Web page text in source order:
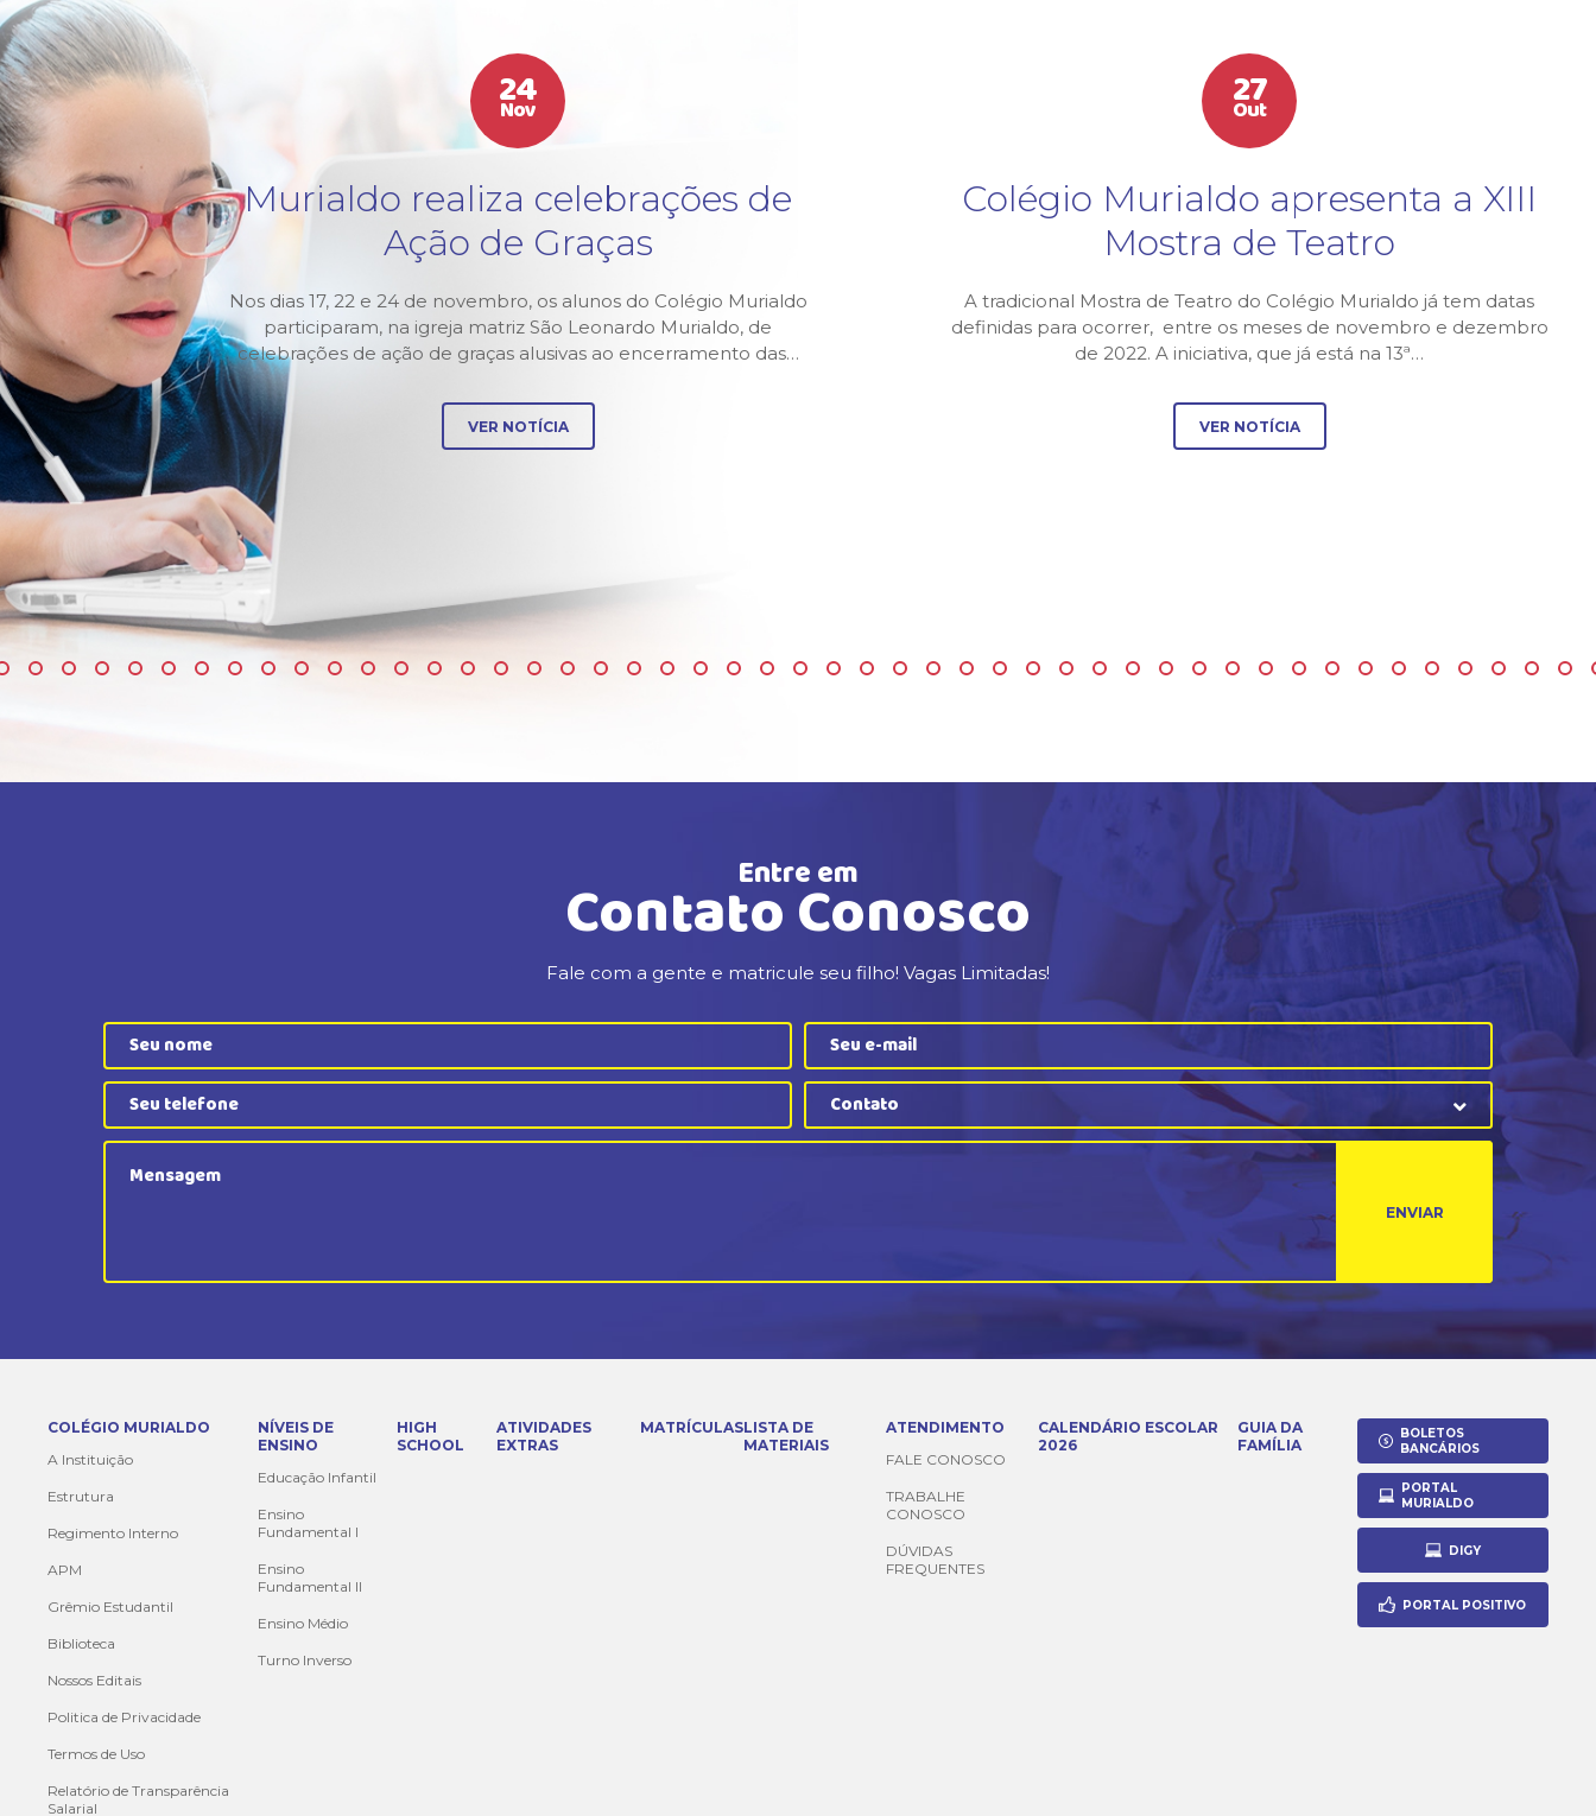
do App
24
Nov
Murialdo realiza celebrações de
Ação de Graças
Nos dias 17, 22 e 24 de novembro, os alunos do Colégio Murialdo
participaram, na igreja matriz São Leonardo Murialdo, de
celebrações de ação de graças alusivas ao encerramento das…
VER NOTÍCIA
27
Out
Colégio Murialdo apresenta a XIII
Mostra de Teatro
A tradicional Mostra de Teatro do Colégio Murialdo já tem datas
definidas para ocorrer, entre os meses de novembro e dezembro
de 2022. A iniciativa, que já está na 13ª…
VER NOTÍCIA
Entre em
Contato Conosco
Fale com a gente e matricule seu filho! Vagas Limitadas!
Contato
ENVIAR
COLÉGIO MURIALDO
A Instituição
Estrutura
Regimento Interno
APM
Grêmio Estudantil
Biblioteca
Nossos Editais
Politica de Privacidade
Termos de Uso
Relatório de Transparência
Salarial
NÍVEIS DE
ENSINO
Educação Infantil
Ensino
Fundamental I
Ensino
Fundamental II
Ensino Médio
Turno Inverso
HIGH
SCHOOL
ATIVIDADES
EXTRAS
MATRÍCULASLISTA DE
MATERIAIS
ATENDIMENTO
FALE CONOSCO
TRABALHE
CONOSCO
DÚVIDAS
FREQUENTES
CALENDÁRIO ESCOLAR
2026
GUIA DA
FAMÍLIA
BOLETOS
BANCÁRIOS
PORTAL
MURIALDO
DIGY
PORTAL POSITIVO